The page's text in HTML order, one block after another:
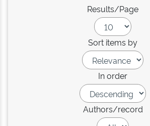
Results/Page
Sort items by
In order
Authors/record